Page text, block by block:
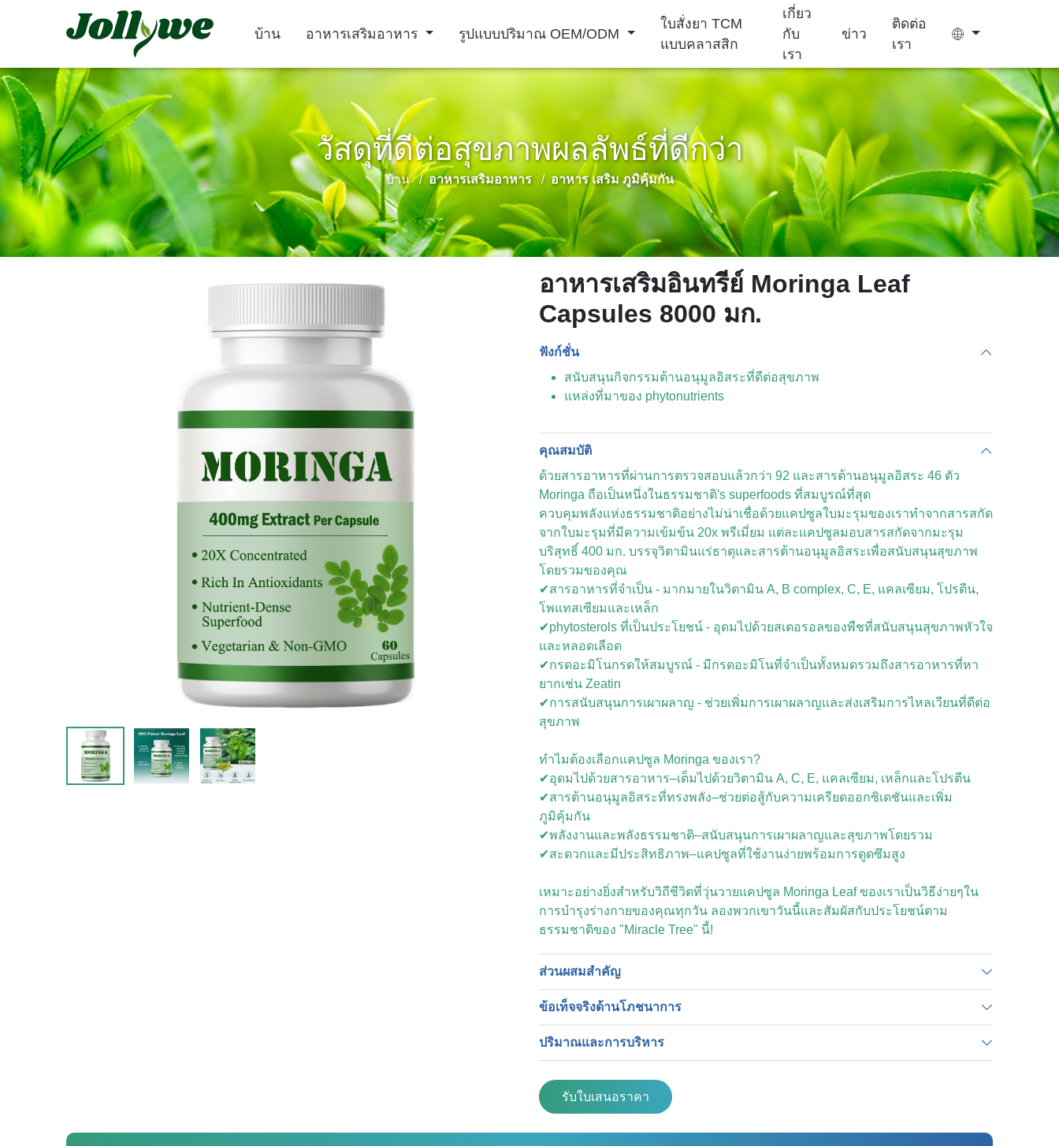
บ้าน อาหารเสริมอาหาร รูปแบบปริมาณ OEM/ODM
ใบสั่งยา TCM
แบบคลาสสิก
เกี่ยว
กับ
เรา
ข่าว
ติดต่อ
เรา
ยา แก้ ท้องผูก
อาหาร เสริม ลด น้ำ
อาหาร เสริม ความ
งาม
อาหาร เสริม
ภูมิคุ้มกัน
ผลิตภัณฑ์ เสริม
สมรรถภาพ ชาย
การ ป้องกัน โรค
หัวใจ และ หลอด
เลือด
เครื่อง ช่วย นอน
หลับ
อาหาร เสริม
สำหรับ เด็ก
เค้ก Ejiao
ยา เม็ด แคปซูล ผง ชง เครื่อง ดื่ม เครื่อง ดื่ม ถุง ชา เยล ลี่
วัสดุที่ดีต่อสุขภาพผลลัพธ์ที่ดีกว่า
บ้าน อาหารเสริมอาหาร อาหาร เสริม ภูมิคุ้มกัน
อาหารเสริมอินทรีย์ Moringa Leaf
Capsules 8000 มก.
ฟังก์ชั่น
สนับสนุนกิจกรรมต้านอนุมูลอิสระที่ดีต่อสุขภาพ
แหล่งที่มาของ phytonutrients
คุณสมบัติ
ด้วยสารอาหารที่ผ่านการตรวจสอบแล้วกว่า 92 และสารต้านอนุมูลอิสระ 46 ตัว
Moringa ถือเป็นหนึ่งในธรรมชาติ's superfoods ที่สมบูรณ์ที่สุด
ควบคุมพลังแห่งธรรมชาติอย่างไม่น่าเชื่อด้วยแคปซูลใบมะรุมของเราทำจากสารสกัด
จากใบมะรุมที่มีความเข้มข้น 20x พรีเมี่ยม แต่ละแคปซูลมอบสารสกัดจากมะรุม
บริสุทธิ์ 400 มก. บรรจุวิตามินแร่ธาตุและสารต้านอนุมูลอิสระเพื่อสนับสนุนสุขภาพ
โดยรวมของคุณ
✔สารอาหารที่จำเป็น - มากมายในวิตามิน A, B complex, C, E, แคลเซียม, โปรตีน,
โพแทสเซียมและเหล็ก
✔phytosterols ที่เป็นประโยชน์ - อุดมไปด้วยสเตอรอลของพืชที่สนับสนุนสุขภาพหัวใจ
และหลอดเลือด
✔กรดอะมิโนกรดให้สมบูรณ์ - มีกรดอะมิโนที่จำเป็นทั้งหมดรวมถึงสารอาหารที่หา
ยากเช่น Zeatin
✔การสนับสนุนการเผาผลาญ - ช่วยเพิ่มการเผาผลาญและส่งเสริมการไหลเวียนที่ดีต่อ
สุขภาพ
ทำไมต้องเลือกแคปซูล Moringa ของเรา?
✔อุดมไปด้วยสารอาหาร–เต็มไปด้วยวิตามิน A, C, E, แคลเซียม, เหล็กและโปรตีน
✔สารต้านอนุมูลอิสระที่ทรงพลัง–ช่วยต่อสู้กับความเครียดออกซิเดชันและเพิ่ม
ภูมิคุ้มกัน
✔พลังงานและพลังธรรมชาติ–สนับสนุนการเผาผลาญและสุขภาพโดยรวม
✔สะดวกและมีประสิทธิภาพ–แคปซูลที่ใช้งานง่ายพร้อมการดูดซึมสูง
เหมาะอย่างยิ่งสำหรับวิถีชีวิตที่วุ่นวายแคปซูล Moringa Leaf ของเราเป็นวิธีง่ายๆใน
การบำรุงร่างกายของคุณทุกวัน ลองพวกเขาวันนี้และสัมผัสกับประโยชน์ตาม
ธรรมชาติของ "Miracle Tree" นี้!
ส่วนผสมสำคัญ
ข้อเท็จจริงด้านโภชนาการ
ปริมาณและการบริหาร
รับใบเสนอราคา